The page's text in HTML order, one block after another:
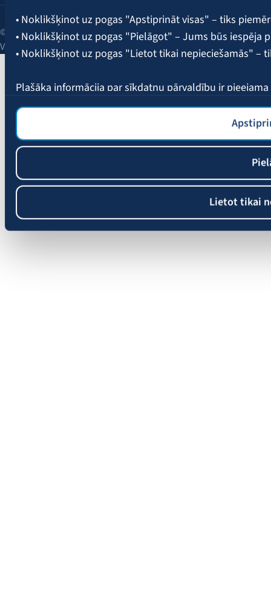
• Noklikšķinot uz pogas "Apstiprināt visas" – tiks
• Noklikšķinot uz pogas "Pielāgot" – Jums būs iespēja
• Noklikšķinot uz pogas "Lietot tikai nepieciešamās" –
Plašāka informācija par sīkdatņu pārvaldību ir pieejama
Lietot tikai
© 2026 AAS BALTA | Skanstes iela 25, Rīga, LV-1013, Latvija.
Vienotais reģ. Nr. 40003049409.